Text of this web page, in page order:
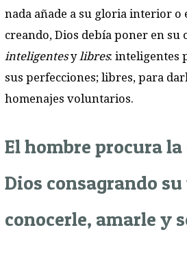
nada añade a su gloria interior o
creando, Dios debía poner en su
inteligentesylibres: inteligentes
sus perfecciones; libres, para
homenajes voluntarios.
El hombre procura
Dios consagrando
conocerle, amarle y